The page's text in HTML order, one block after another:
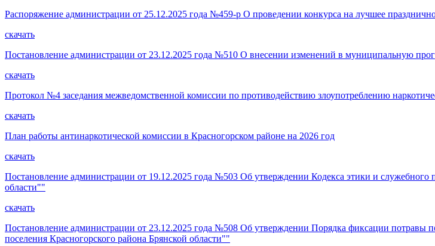
Распоряжение администрации от 25.12.2025 года №459-р О проведении конкурса на лучшее
скачать
Постановление администрации от 23.12.2025 года №510 О внесении изменений в муниципальную
скачать
Протокол №4 заседания межведомственной комиссии по противодействию злоупотреблению
скачать
План работы антинаркотической комиссии в Красногорском районе на 2026 год
скачать
Постановление администрации от 19.12.2025 года №503 Об утверждении Кодекса этики и
области""
скачать
Постановление администрации от 23.12.2025 года №508 Об утверждении Порядка фиксации потравы
поселения Красногорского района Брянской области""